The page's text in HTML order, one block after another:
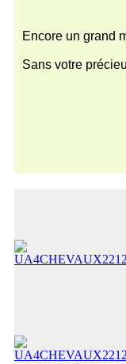
Encore un grand
Sans votre